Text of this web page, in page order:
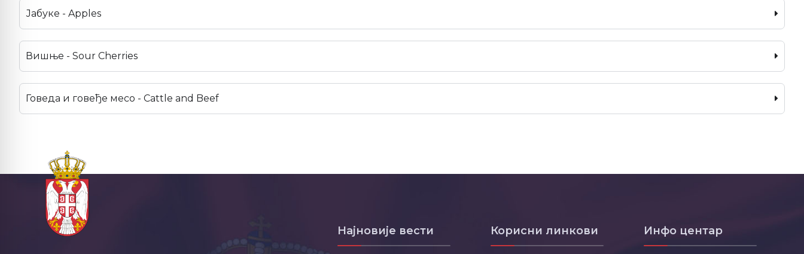
Јабуке - Apples
Вишње - Sour Cherries
Говеда и говеђе месо - Cattle and Beef
Најновије вести Корисни линкови Инфо центар